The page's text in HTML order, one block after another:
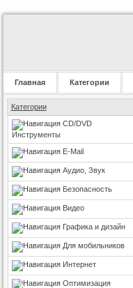
Главная Категории
Категории
CD/DVD
Инструменты
E-Mail
Аудио, Звук
Безопасность
Видео
Графика и дизайн
Для мобильников
Интернет
Оптимизация